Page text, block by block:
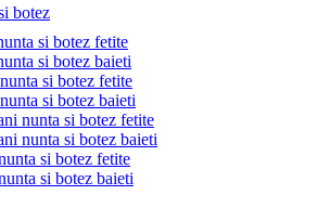
botez
si botez fetite
si botez baieti
si botez fetite
si botez baieti
nunta si botez fetite
nunta si botez baieti
si botez fetite
si botez baieti